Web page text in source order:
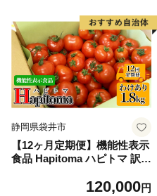
静岡県袋井市
【12ヶ月定期便】機能性表示
食品 Hapitoma ハピトマ 訳あ
海道・沖縄・離島】健康 ヘル
120,000円